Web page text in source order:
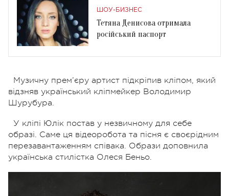
ШОУ-БИЗНЕС
Тетяна Денисова отримала
російський паспорт
Музичну прем’єру артист підкріпив кліпом, який
відзняв український кліпмейкер Володимир
Шурубура.
У кліпі Юлік постав у незвичному для себе
образі. Саме ця відеоробота та пісня є своєрідним
перезавантаженням співака. Образи доповнила
українська стилістка Олеся Беньо.